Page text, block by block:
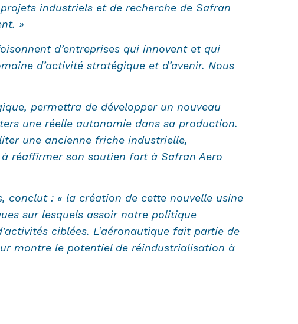
industriels et de recherche de Safran
»
d’entreprises qui innovent et qui
d’activité stratégique et d’avenir. Nous
permettra de développer un nouveau
une réelle autonomie dans sa production.
une ancienne friche industrielle,
réaffirmer son soutien fort à Safran Aero
conclut : « la création de cette nouvelle usine
sur lesquels assoir notre politique
ciblées. L’aéronautique fait partie de
montre le potentiel de réindustrialisation à